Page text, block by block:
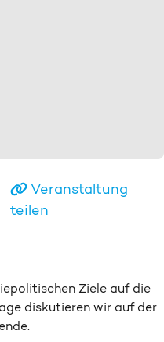
Veranstaltung
teilen
Ziele auf die
diskutieren wir auf der